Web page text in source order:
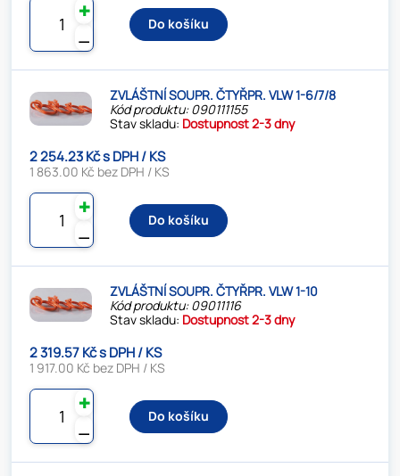
⚊
✚
Do košíku
ZVLÁŠTNÍ SOUPR. ČTYŘPR. VLW 1-6/7/8
Kód produktu: 090111155
Stav skladu: Dostupnost 2-3 dny
2 254.23 Kč s DPH / KS
1 863.00 Kč bez DPH / KS
⚊
✚
Do košíku
ZVLÁŠTNÍ SOUPR. ČTYŘPR. VLW 1-10
Kód produktu: 09011116
Stav skladu: Dostupnost 2-3 dny
2 319.57 Kč s DPH / KS
1 917.00 Kč bez DPH / KS
⚊
✚
Do košíku